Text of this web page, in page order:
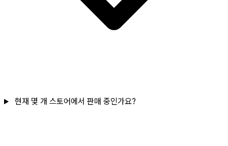
현재 몇 개 스토어에서 판매 중인가요?